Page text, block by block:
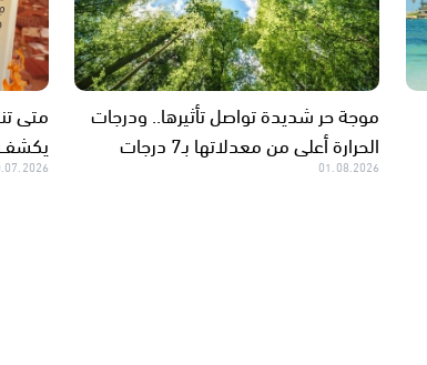
موجة حر شديدة تواصل تأثيرها.. ودرجات
الحرارة أعلى من معدلاتها بـ7 درجات
01.08.2026
متى
يكشف